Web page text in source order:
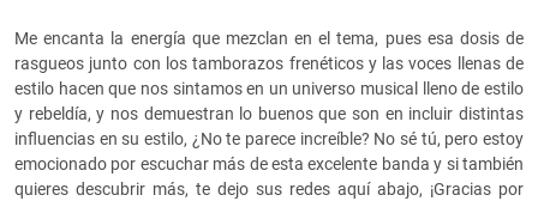
Me encanta la energía que mezclan en el tema, pues esa dosis de
rasgueos junto con los tamborazos frenéticos y las voces llenas de
estilo hacen que nos sintamos en un universo musical lleno de estilo
y rebeldía, y nos demuestran lo buenos que son en incluir distintas
influencias en su estilo, ¿No te parece increíble? No sé tú, pero estoy
emocionado por escuchar más de esta excelente banda y si también
quieres descubrir más, te dejo sus redes aquí abajo, ¡Gracias por